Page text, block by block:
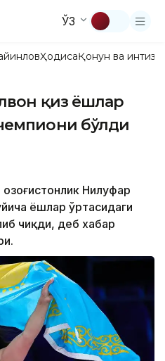
ЎЗ
ҲодисаҚонун ва
қиз ёшлар
бўлди
Нилуфар
ёшлар ўртасидаги
чиқди, деб хабар